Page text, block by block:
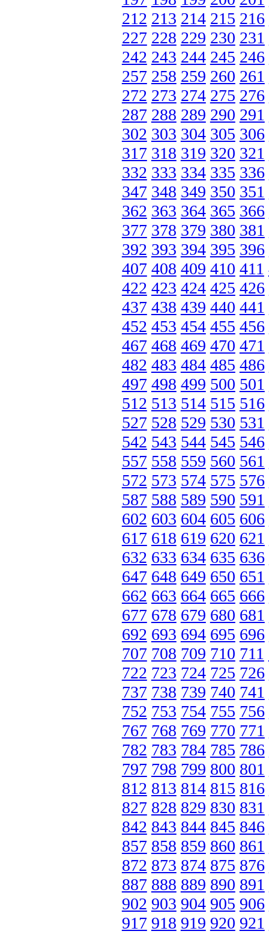
212 213 214 215 216
227 228 229 230 231
242 243 244 245 246
257 258 259 260 261
272 273 274 275 276
287 288 289 290 291
302 303 304 305 306
317 318 319 320 321
332 333 334 335 336
347 348 349 350 351
362 363 364 365 366
377 378 379 380 381
392 393 394 395 396
407 408 409 410 411
422 423 424 425 426
437 438 439 440 441
452 453 454 455 456
467 468 469 470 471
482 483 484 485 486
497 498 499 500 501
512 513 514 515 516
527 528 529 530 531
542 543 544 545 546
557 558 559 560 561
572 573 574 575 576
587 588 589 590 591
602 603 604 605 606
617 618 619 620 621
632 633 634 635 636
647 648 649 650 651
662 663 664 665 666
677 678 679 680 681
692 693 694 695 696
707 708 709 710 711
722 723 724 725 726
737 738 739 740 741
752 753 754 755 756
767 768 769 770 771
782 783 784 785 786
797 798 799 800 801
812 813 814 815 816
827 828 829 830 831
842 843 844 845 846
857 858 859 860 861
872 873 874 875 876
887 888 889 890 891
902 903 904 905 906
917 918 919 920 921